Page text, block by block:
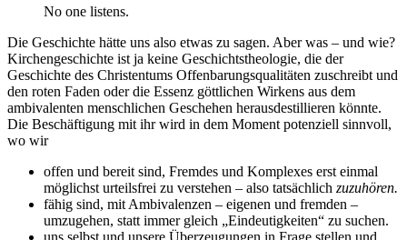
No one listens.
Die Geschichte hätte uns also etwas zu sagen. Aber was – und wie?
Kirchengeschichte ist ja keine Geschichtstheologie, die der
Geschichte des Christentums Offenbarungsqualitäten zuschreibt und
den roten Faden oder die Essenz göttlichen Wirkens aus dem
ambivalenten menschlichen Geschehen herausdestillieren könnte.
Die Beschäftigung mit ihr wird in dem Moment potenziell sinnvoll,
wo wir
offen und bereit sind, Fremdes und Komplexes erst einmal
möglichst urteilsfrei zu verstehen – also tatsächlich zuzuhören.
fähig sind, mit Ambivalenzen – eigenen und fremden –
umzugehen, statt immer gleich „Eindeutigkeiten“ zu suchen.
uns selbst und unsere Überzeugungen in Frage stellen und